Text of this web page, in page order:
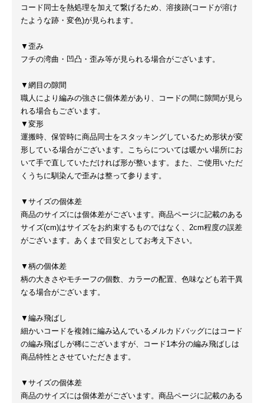
コード同士を熱処理を加えて繋げるため、溶接跡(コードが溶け
たような跡・変色)が見られます。
▼歪み
フチの湾曲・凹凸・歪み等が見られる場合がございます。
▼網目の隙間
職人により編みの強さに個体差があり、コードの間に隙間が見ら
れる場合もございます。
▼変形
運搬時、保管時に商品同士をスタッキングしているため形状が変
形している場合がございます。こちらについては暖かい場所にお
いて手で直していただければ形が整います。また、ご使用いただ
くうちに馴染んで歪みは整って参ります。
▼サイズの個体差
商品のサイズには個体差がございます。商品ページに記載のある
サイズ(cm)はサイズをお約束するものではなく、2cm程度の誤差
がございます。あくまで目安としてお考え下さい。
▼柄の個体差
柄の大きさやモチーフの個数、カラーの配置、色味なども若干異
なる場合がございます。
▼編み飛ばし
細かいコードを複雑に編み込んでいるメルカドバッグにはコード
の編み飛ばしが稀にございますが、コード1本分の編み飛ばしは
商品特性とさせていただきます。
▼サイズの個体差
商品のサイズには個体差がございます。商品ページに記載のある